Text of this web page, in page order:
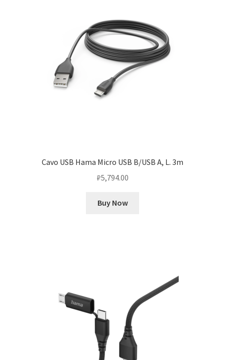
Cavo USB Hama Micro USB B/USB A, L. 3m
₽5,794.00
Buy Now